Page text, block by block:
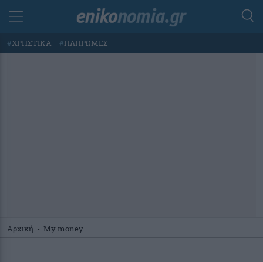
#ΧΡΗΣΤΙΚΑ #ΠΛΗΡΩΜΕΣ
Αρχική - My money